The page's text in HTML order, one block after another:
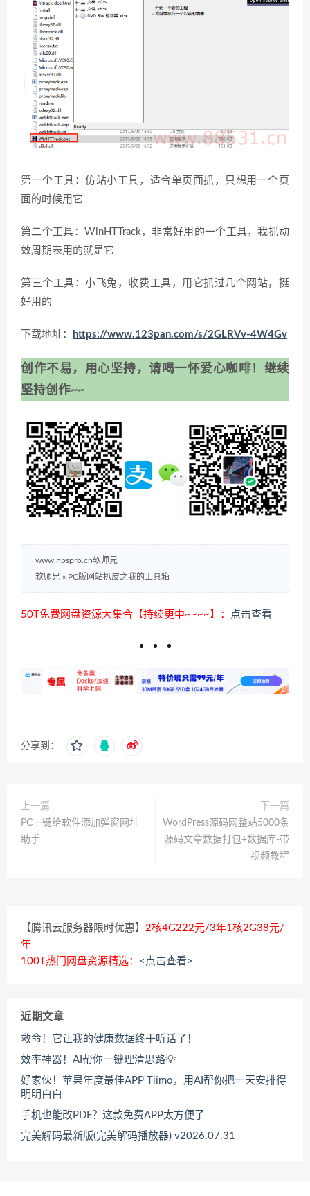
第一个工具：仿站小工具，适合单页面抓，只想用一个页
面的时候用它
第二个工具：WinHTTrack，非常好用的一个工具，我抓动
效周期表用的就是它
第三个工具：小飞兔，收费工具，用它抓过几个网站，挺
好用的
下载地址： https://www.123pan.com/s/2GLRVv-4W4Gv
创作不易，用心坚持，请喝一怀爱心咖啡！继续
坚持创作~~
www.npspro.cn软师兄
软师兄 » PC版网站扒皮之我的工具箱
50T免费网盘资源大集合【持续更中~~~~】： 点击查看
分享到：
上一篇
PC一键给软件添加弹窗网址
助手
下一篇
WordPress源码网整站5000条
源码文章数据打包+数据库-带
视频教程
【腾讯云服务器限时优惠】 2核4G222元/3年1核2G38元/
年
100T热门网盘资源精选： <点击查看>
近期文章
救命！它让我的健康数据终于听话了！
效率神器！AI帮你一键理清思路💡
好家伙！苹果年度最佳APP Tiimo，用AI帮你把一天安排得
明明白白
手机也能改PDF？这款免费APP太方便了
完美解码最新版(完美解码播放器) v2026.07.31